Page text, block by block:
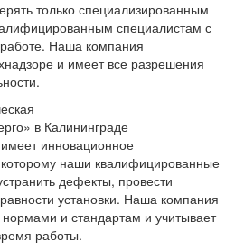
только специализированным
специалистам с
Наша компания
и имеет все разрешения
в Калининграде
инновационное
наши квалифицированные
дефекты, провести
установки. Наша компания
нормами и стандартам и учитывает
работы.